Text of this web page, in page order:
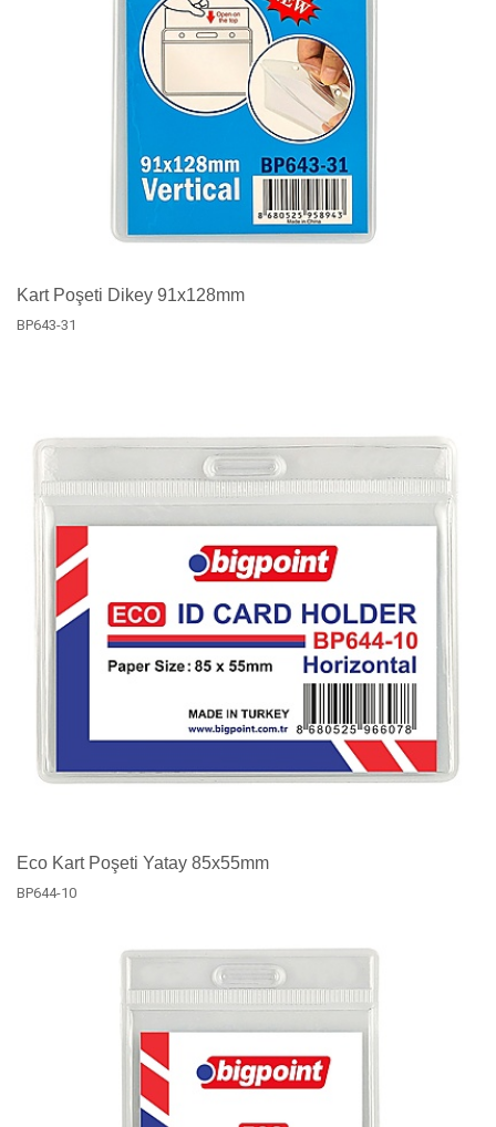
Kart Poşeti Dikey 91x128mm
BP643-31
Eco Kart Poşeti Yatay 85x55mm
BP644-10